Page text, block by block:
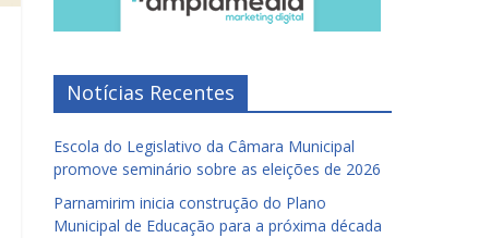
Notícias Recentes
Escola do Legislativo da Câmara Municipal
promove seminário sobre as eleições de 2026
Parnamirim inicia construção do Plano
Municipal de Educação para a próxima década